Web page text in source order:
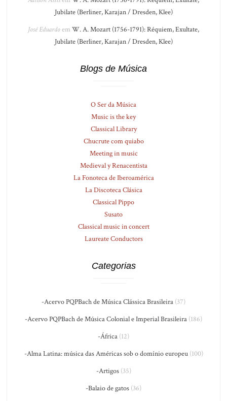
Jubilate (Berliner, Karajan / Dresden, Klee)
José Eduardoem W. A. Mozart (1756-1791): Réquiem, Exultate,
Jubilate (Berliner, Karajan / Dresden, Klee)
Blogs de Música
O Ser da Música
Music is the key
Classical Library
Chucrute com quiabo
Meeting in music
Medieval y Renacentista
La Fonoteca de Iberoamérica
La Discoteca Clásica
Classical Pippo
Susato
Classical music in concert
Laureate Conductors
Categorias
-Acervo PQPBach de Música Clássica Brasileira (37)
-Acervo PQPBach de Música Colonial e Imperial Brasileira (186)
-África (12)
-Alma Latina: música das Américas sob o domínio europeu(100)
-Artigos(35)
-Balaio de gatos (36)